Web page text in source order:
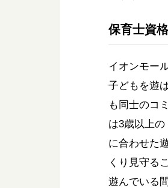
保育士資
イオンモー
子どもを遊
も同士のコ
は3歳以上
に合わせた
くり見守る
遊んでいる